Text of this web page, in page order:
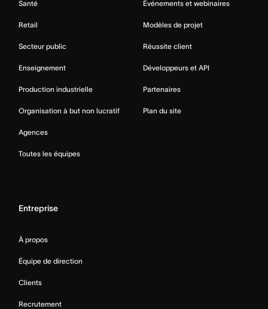
Santé
Retail
Secteur public
Enseignement
Production industrielle
Organisation à but non lucratif
Agences
Toutes les équipes
Événements et webinaires
Modèles de projet
Réussite client
Développeurs et API
Partenaires
Plan du site
Entreprise
À propos
Équipe de direction
Clients
Recrutement